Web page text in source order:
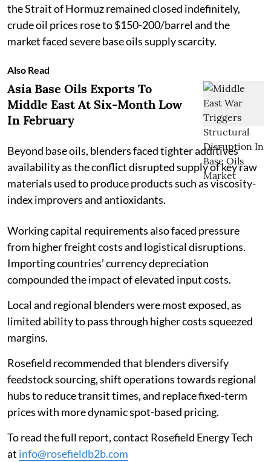
the Strait of Hormuz remained closed indefinitely,
crude oil prices rose to $150-200/barrel and the
market faced severe base oils supply scarcity.
Also Read
Asia Base Oils Exports To
Middle East At Six-Month Low
In February
Beyond base oils, blenders faced tighter additives
availability as the conflict disrupted supply of key raw
materials used to produce products such as viscosity-
index improvers and antioxidants.
Working capital requirements also faced pressure
from higher freight costs and logistical disruptions.
Importing countries’ currency depreciation
compounded the impact of elevated input costs.
Local and regional blenders were most exposed, as
limited ability to pass through higher costs squeezed
margins.
Rosefield recommended that blenders diversify
feedstock sourcing, shift operations towards regional
hubs to reduce transit times, and replace fixed-term
prices with more dynamic spot-based pricing.
To read the full report, contact Rosefield Energy Tech
at info@rosefieldb2b.com